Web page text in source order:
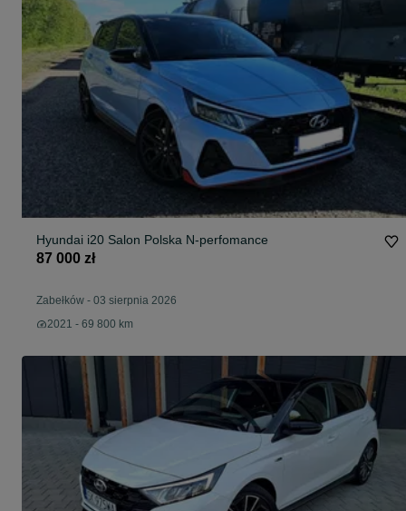
Hyundai i20 Salon Polska N-perfomance
87 000 zł
Zabełków - 03 sierpnia 2026
2021 - 69 800 km